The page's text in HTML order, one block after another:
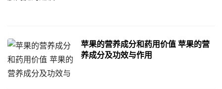
苹果的营养成分和药用价值 苹果的营
养成分及功效与作用